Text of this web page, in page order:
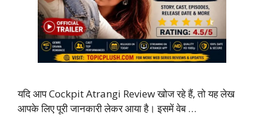
यदि आप Cockpit Atrangi Review खोज रहे हैं, तो यह लेख
आपके लिए पूरी जानकारी लेकर आया है। इसमें वेब …